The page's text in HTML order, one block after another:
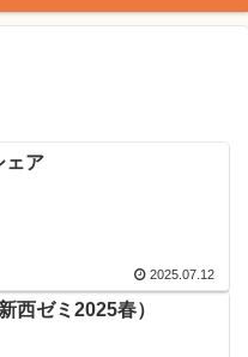
ェア
2025.07.12
西ゼミ2025春）